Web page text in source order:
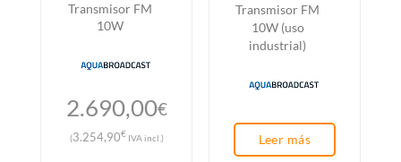
Transmisor FM
10W
2.690,00€
(3.254,90€IVA incl.)
Transmisor FM
10W (uso
industrial)
Leer más